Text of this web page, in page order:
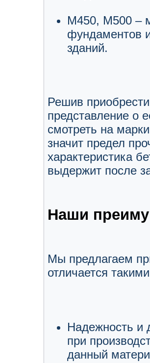
М450, М500 –
фундаментов
зданий.
Решив
представление о
смотреть на
значит предел
характеристика
выдержит после
Наши
Мы предлагаем
отличается
Надежность и
при
данный